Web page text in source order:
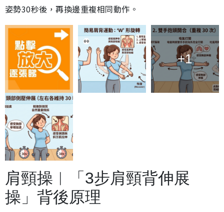
姿勢30秒後，再換邊重複相同動作。
+1
肩頸操︱「3步肩頸背伸展
操」背後原理